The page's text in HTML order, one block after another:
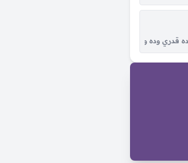
المنتقم واللي كابل علي يخسر إشما تنوي عله الحرب
وده ونصيبي ابو العيون السود … ورد الخد عليه